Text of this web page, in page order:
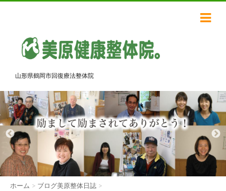
山形県鶴岡市回復療法整体院
ホーム > ブログ美原整体日誌 >